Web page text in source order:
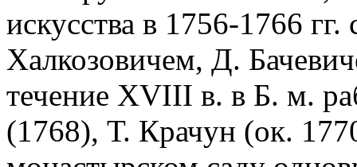
искусства в 1756-1766
Халкозовичем, Д.
течение XVIII в. в Б. м.
(1768), Т. Крачун (ок.